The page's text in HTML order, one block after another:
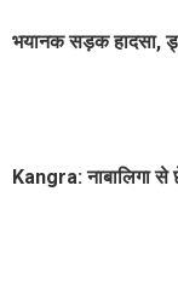
भयानक सड़क हादसा,
Kangra: नाबालिगा से